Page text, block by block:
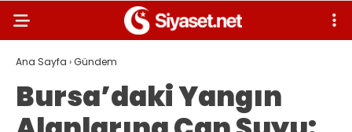
Ana Sayfa ›Gündem
Bursa’daki Yangın